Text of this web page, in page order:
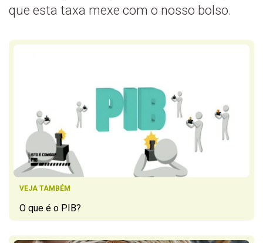
que esta taxa mexe com o nosso bolso.
VEJA TAMBÉM
O que é o PIB?